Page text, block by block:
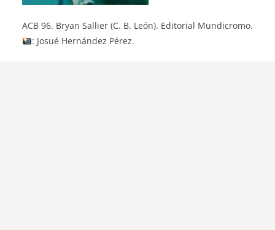
ACB 96. Bryan Sallier (C. B. León). Editorial Mundicromo.
: Josué Hernández Pérez.